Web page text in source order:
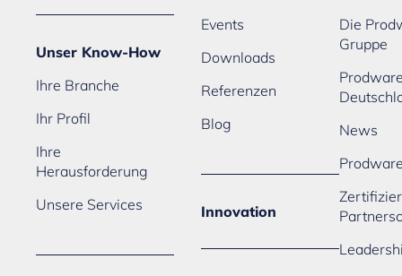
Unser Know-How
Ihre Branche
Ihr Profil
Ihre
Herausforderung
Unsere Services
Events
Downloads
Referenzen
Blog
Innovation
Die
Gruppe
News